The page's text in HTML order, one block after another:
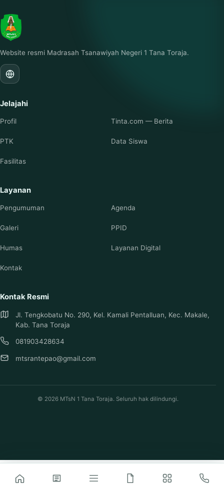
Website resmi Madrasah Tsanawiyah Negeri 1 Tana Toraja.
Jelajahi
Profil Tinta.com — Berita
PTK Data Siswa
Fasilitas
Layanan
Pengumuman Agenda
Galeri PPID
Humas Layanan Digital
Kontak
Kontak Resmi
Jl. Tengkobatu No. 290, Kel. Kamali Pentalluan, Kec. Makale,
Kab. Tana Toraja
081903428634
mtsrantepao@gmail.com
© 2026 MTsN 1 Tana Toraja. Seluruh hak dilindungi.